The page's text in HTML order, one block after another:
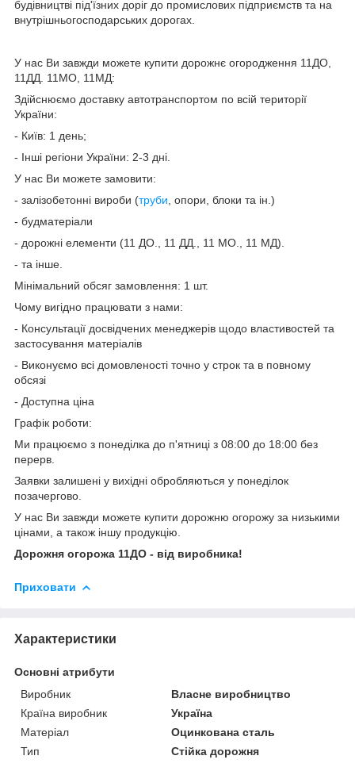
будівництві під'їзних доріг до промислових підприємств та на
внутрішньогосподарських дорогах.
У нас Ви завжди можете купити дорожнє огородження 11ДО,
11ДД. 11МО, 11МД:
Здійснюємо доставку автотранспортом по всій території
України:
- Київ: 1 день;
- Інші регіони України: 2-3 дні.
У нас Ви можете замовити:
- залізобетонні вироби (труби , опори, блоки та ін.)
- будматеріали
- дорожні елементи (11 ДО., 11 ДД., 11 МО., 11 МД).
- та інше.
Мінімальний обсяг замовлення: 1 шт.
Чому вигідно працювати з нами:
- Консультації досвідчених менеджерів щодо властивостей та
застосування матеріалів
- Виконуємо всі домовленості точно у строк та в повному
обсязі
- Доступна ціна
Графік роботи:
Ми працюємо з понеділка до п'ятниці з 08:00 до 18:00 без
перерв.
Заявки залишені у вихідні обробляються у понеділок
позачергово.
У нас Ви завжди можете купити дорожню огорожу за низькими
цінами, а також іншу продукцію.
Дорожня огорожа 11ДО - від виробника!
Приховати
Характеристики
Основні атрибути
Виробник
Власне виробництво
Країна виробник
Україна
Матеріал
Оцинкована сталь
Тип
Стійка дорожня